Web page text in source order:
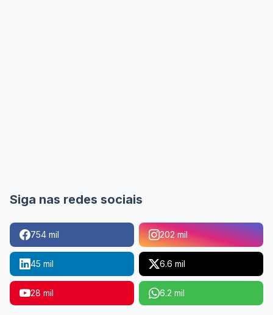
Siga nas redes sociais
754 mil 202 mil
45 mil 6.6 mil
28 mil 6.2 mil